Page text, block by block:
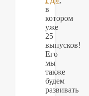
в
котором
уже
25
выпусков!
Его
мы
также
будем
развивать